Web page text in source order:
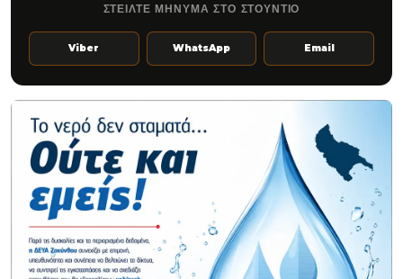
ΣΤΕΙΛΤΕ ΜΗΝΥΜΑ ΣΤΟ ΣΤΟΥΝΤΙΟ
Viber WhatsApp Email